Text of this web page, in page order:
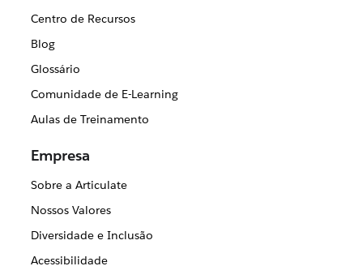
Centro de Recursos
Blog
Glossário
Comunidade de E-Learning
Aulas de Treinamento
Empresa
Sobre a Articulate
Nossos Valores
Diversidade e Inclusão
Acessibilidade